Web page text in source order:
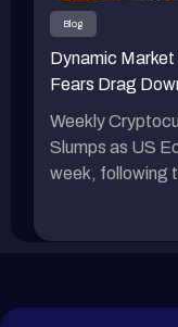
量是衡量市場健
應量較上週
元，減少了 0.2
現貨 ETF 資金
流出 7.06 億美
彩虹圖 比特幣
緒。當前比特幣
市場認為比特
Blog
Dynamic
Fears Drag
ACE Scandal
Weekly
Slumps as US
week, following
potential
of the week,